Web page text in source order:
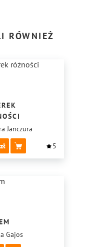
RÓWNIEŻ
Janczura
5
Gajos